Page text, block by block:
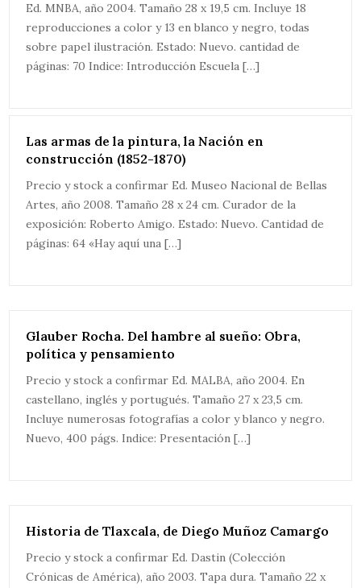
Ed. MNBA, año 2004. Tamaño 28 x 19,5 cm. Incluye 18
reproducciones a color y 13 en blanco y negro, todas
sobre papel ilustración. Estado: Nuevo. cantidad de
páginas: 70 Indice: Introducción Escuela […]
Las armas de la pintura, la Nación en
construcción (1852-1870)
Precio y stock a confirmar Ed. Museo Nacional de Bellas
Artes, año 2008. Tamaño 28 x 24 cm. Curador de la
exposición: Roberto Amigo. Estado: Nuevo. Cantidad de
páginas: 64 «Hay aquí una […]
Glauber Rocha. Del hambre al sueño: Obra,
política y pensamiento
Precio y stock a confirmar Ed. MALBA, año 2004. En
castellano, inglés y portugués. Tamaño 27 x 23,5 cm.
Incluye numerosas fotografías a color y blanco y negro.
Nuevo, 400 págs. Indice: Presentación […]
Historia de Tlaxcala, de Diego Muñoz Camargo
Precio y stock a confirmar Ed. Dastin (Colección
Crónicas de América), año 2003. Tapa dura. Tamaño 22 x